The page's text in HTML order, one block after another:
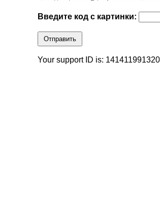
Введите код с картинки:
Отправить
Your support ID is: